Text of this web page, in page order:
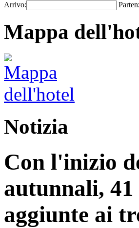
Arrivo:
Mappa
Notizia
Con l'inizio
autunnali, 41
aggiunte ai